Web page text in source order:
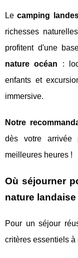
Lecamping
richesses
profitent d'une
nature océan :
enfants et
immersive.
Notre
dès votre arrivée
meilleures heures !
Où séjourner
nature landaise
Pour un séjour
critères essentiels à